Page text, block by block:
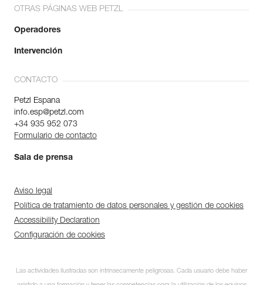
Suscríbase al boletín
OTRAS PÁGINAS WEB PETZL
Operadores
Intervención
CONTACTO
Petzl Espana
info.esp@petzl.com
+34 935 952 073
Formulario de contacto
Sala de prensa
Aviso legal
Política de tratamiento de datos personales y gestión de cookies
Accessibility Declaration
Configuración de cookies
Las actividades ilustradas son intrínsecamente peligrosas. Cada usuario debe haber